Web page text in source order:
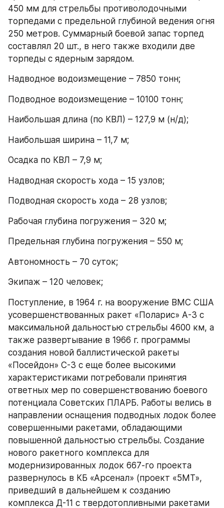
450 мм для стрельбы противолодочными
торпедами с предельной глубиной ведения огня
250 метров. Суммарный боевой запас торпед
составлял 20 шт., в него также входили две
торпеды с ядерным зарядом.
Надводное водоизмещение – 7850 тонн;
Подводное водоизмещение – 10100 тонн;
Наибольшая длина (по КВЛ) – 127,9 м (н/д);
Наибольшая ширина – 11,7 м;
Осадка по КВЛ – 7,9 м;
Надводная скорость хода – 15 узлов;
Подводная скорость хода – 28 узлов;
Рабочая глубина погружения – 320 м;
Предельная глубина погружения – 550 м;
Автономность – 70 суток;
Экипаж – 120 человек;
Поступление, в 1964 г. на вооружение ВМС США
усовершенствованных ракет «Поларис» А-3 с
максимальной дальностью стрельбы 4600 км, а
также развертывание в 1966 г. программы
создания новой баллистической ракеты
«Посейдон» С-3 с еще более высокими
характеристиками потребовали принятия
ответных мер по совершенствованию боевого
потенциала Советских ПЛАРБ. Работы велись в
направлении оснащения подводных лодок более
совершенными ракетами, обладающими
повышенной дальностью стрельбы. Создание
нового ракетного комплекса для
модернизированных лодок 667-го проекта
развернулось в КБ «Арсенал» (проект «5МТ»,
приведший в дальнейшем к созданию
комплекса Д-11 с твердотопливными ракетами